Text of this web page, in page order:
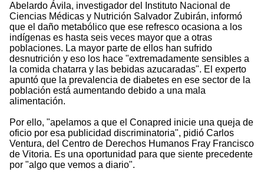
Abelardo Ávila, investigador del Instituto Nacional de
Ciencias Médicas y Nutrición Salvador Zubirán, informó
que el daño metabólico que ese refresco ocasiona a los
indígenas es hasta seis veces mayor que a otras
poblaciones. La mayor parte de ellos han sufrido
desnutrición y eso los hace "extremadamente sensibles a
la comida chatarra y las bebidas azucaradas". El experto
apuntó que la prevalencia de diabetes en ese sector de la
población está aumentando debido a una mala
alimentación.
Por ello, "apelamos a que el Conapred inicie una queja de
oficio por esa publicidad discriminatoria", pidió Carlos
Ventura, del Centro de Derechos Humanos Fray Francisco
de Vitoria. Es una oportunidad para que siente precedente
por "algo que vemos a diario".